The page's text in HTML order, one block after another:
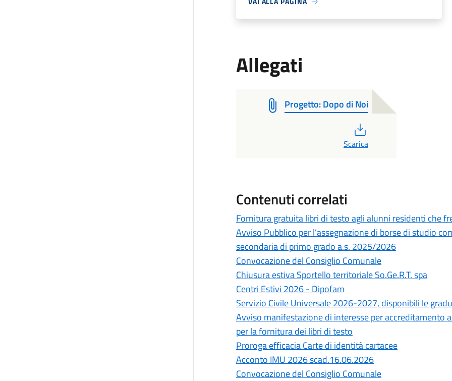
Allegati
Progetto: Dopo di Noi
Scarica
Contenuti correlati
Fornitura gratuita libri di testo agli alunni residenti che
Avviso Pubblico per l’assegnazione di borse di studio
secondaria di primo grado a.s. 2025/2026
Convocazione del Consiglio Comunale
Chiusura estiva Sportello territoriale So.Ge.R.T. spa
Centri Estivi 2026 - Dipofam
Servizio Civile Universale 2026-2027, disponibili le
Avviso manifestazione di interesse per accreditamento
per la fornitura dei libri di testo
Proroga efficacia Carte di identità cartacee
Acconto IMU 2026 scad.16.06.2026
Convocazione del Consiglio Comunale